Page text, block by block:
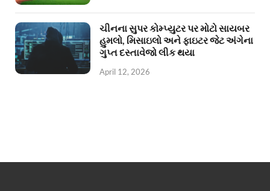
ચીનના સુપર કોમ્પ્યુટર પર મોટો સાયબર
હુમલો, મિસાઇલો અને ફાઇટર જેટ અંગેના
ગુપ્ત દસ્તાવેજો લીક થયા
April 12, 2026